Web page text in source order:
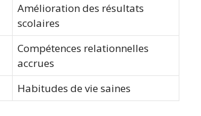
Amélioration des résultats
scolaires
Compétences relationnelles
accrues
Habitudes de vie saines